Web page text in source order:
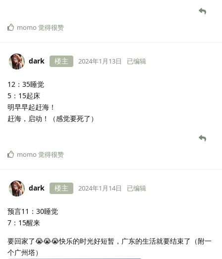
momo 觉得很赞
dark 楼主 2024年1月13日 已编辑
12：35睡觉
5：15起床
明早早起赶海！
赶海，启动！（感觉要死了）
momo 觉得很赞
dark 楼主 2024年1月14日 已编辑
预言11：30睡觉
7：15醒来
要回家了😭😭😭快乐的时光好短暂，广东的生活就要结束了（附一
个广州塔）